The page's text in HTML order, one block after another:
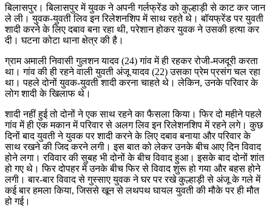
बिलासपुर। बिलासपुर में युवक ने अपनी गर्लफ्रेंड को कुल्हाड़ी से काट कर जान
ले ली। युवक-युवती लिव इन रिलेशनशिप में साथ रहते थे। बॉयफ्रेंड पर युवती
शादी करने के लिए दबाव बना रहा थी, परेशान होकर युवक ने उसकी हत्या कर
दी। घटना कोटा थाना क्षेत्र की है।
ग्राम अमाली निवासी गुलशन यादव (24) गांव में ही रहकर रोजी-मजदूरी करता
था। गांव की ही रहने वाली युवती अंजू यादव (22) उसका प्रेम प्रसंग चल रहा
था। पहले दोनों युवक-युवती शादी करना चाहते थे। लेकिन, उनके परिवार के
लोग शादी के खिलाफ थे।
शादी नहीं हुई तो दोनों ने एक साथ रहने का फैसला किया। फिर दो महीने पहले
गांव में ही एक मकान में परिवार से अलग लिव इन रिलेशनशिप में रहने लगे। कुछ
दिनों बाद युवती ने युवक पर शादी करने के लिए दबाव बनाया और परिवार के
साथ रखने की जिद करने लगी। इस बात को लेकर उनके बीच आए दिन विवाद
होने लगा। रविवार की सुबह भी दोनों के बीच विवाद हुआ। इसके बाद दोनों शांत
हो गए थे। फिर दोपहर में उनके बीच फिर से विवाद शुरू हो गया और बहस होने
लगी। बार-बार विवाद से गुस्साए युवक ने घर पर रखे कुल्हाड़ी से अंजू के गले में
कई बार हमला किया, जिससे खून से लथपथ घायल युवती की मौके पर ही मौत
हो गई।